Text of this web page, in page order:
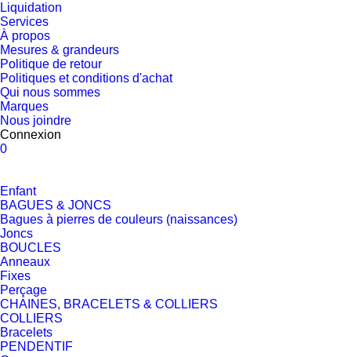
Liquidation
Services
À propos
Mesures & grandeurs
Politique de retour
Politiques et conditions d'achat
Qui nous sommes
Marques
Nous joindre
Connexion
0
Enfant
BAGUES & JONCS
Bagues à pierres de couleurs (naissances)
Joncs
BOUCLES
Anneaux
Fixes
Perçage
CHAINES, BRACELETS & COLLIERS
COLLIERS
Bracelets
PENDENTIF